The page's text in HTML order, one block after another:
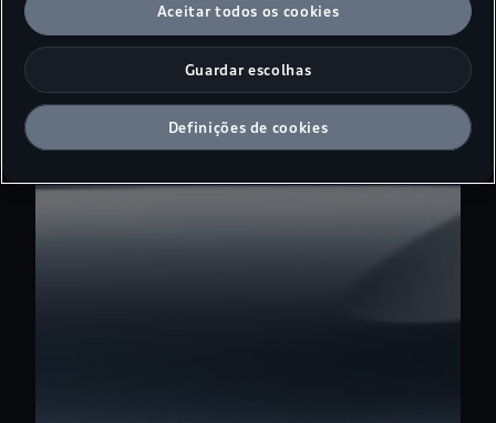
Aceitar todos os cookies
Guardar escolhas
Definições de cookies